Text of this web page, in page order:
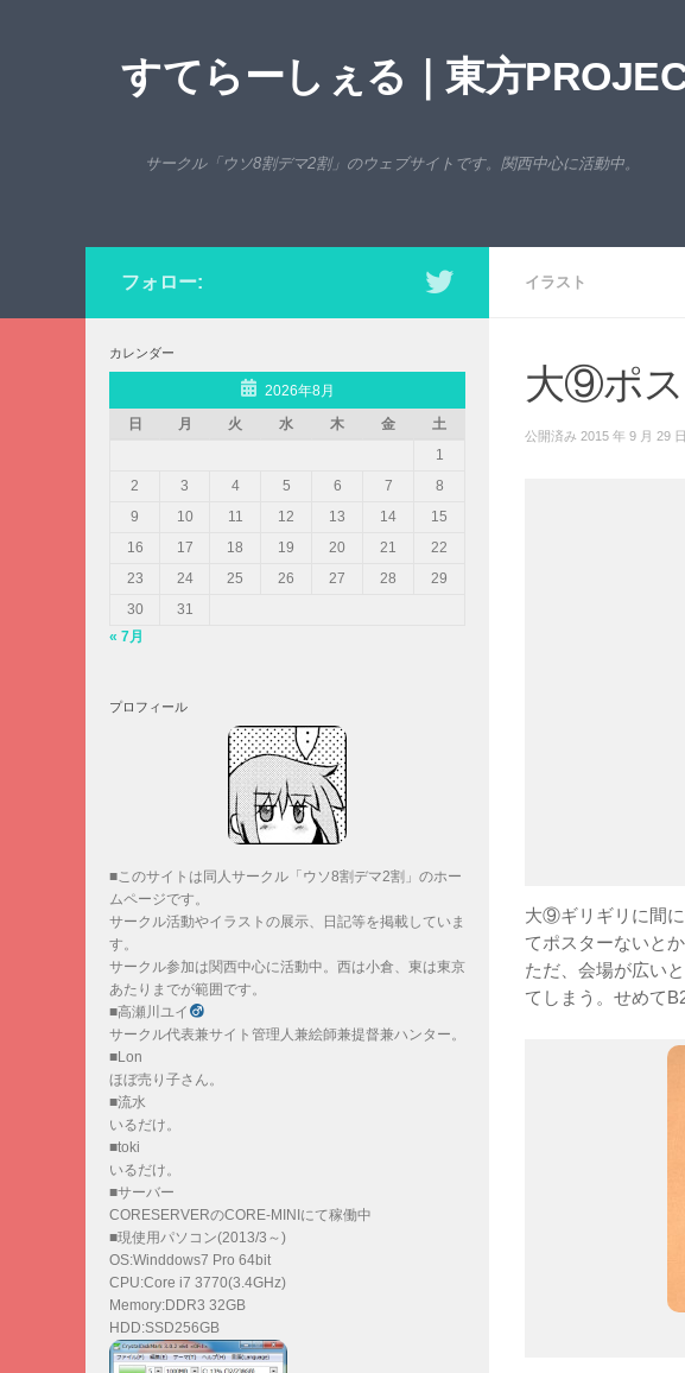
すてらーしぇる｜東方
サークル「ウソ8割デマ2割」のウェブサイトです。関西中心に活動中。
イラスト
大⑨ポス
公開済み 2015 年 9 月 29 日
大⑨ギリギリに間
てポスターないと
ただ、会場が広い
てしまう。せめて
フォロー:
カレンダー
2026年8月
日
月 火 水 木 金
土
1
2
3 4 5 6 7
8
9
10 11 12 13 14
15
16
17 18 19 20 21
22
23
24 25 26 27 28
29
30
31
« 7月
プロフィール
■このサイトは同人サークル「ウソ8割デマ2割」のホー
ムページです。
サークル活動やイラストの展示、日記等を掲載していま
す。
サークル参加は関西中心に活動中。西は小倉、東は東京
あたりまでが範囲です。
■高瀬川ユイ
サークル代表兼サイト管理人兼絵師兼提督兼ハンター。
■Lon
ほぼ売り子さん。
■流水
いるだけ。
■toki
いるだけ。
■サーバー
CORESERVERのCORE-MINIにて稼働中
■現使用パソコン(2013/3～)
OS:Winddows7 Pro 64bit
CPU:Core i7 3770(3.4GHz)
Memory:DDR3 32GB
HDD:SSD256GB